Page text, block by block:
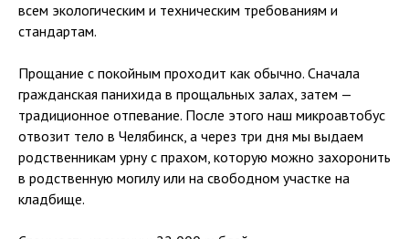
всем экологическим и техническим требованиям и
стандартам.
Прощание с покойным проходит как обычно. Сначала
гражданская панихида в прощальных залах, затем —
традиционное отпевание. После этого наш микроавтобус
отвозит тело в Челябинск, а через три дня мы выдаем
родственникам урну с прахом, которую можно захоронить
в родственную могилу или на свободном участке на
кладбище.